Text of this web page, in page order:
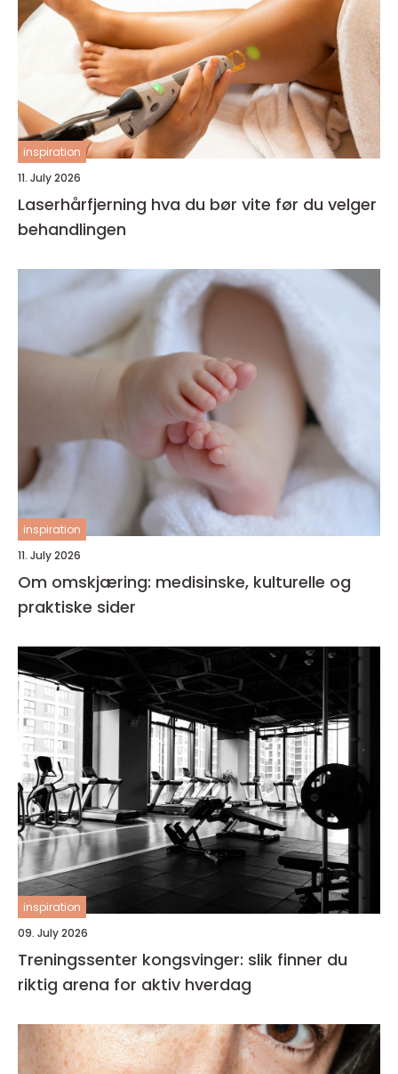
inspiration
11. July 2026
Laserhårfjerning hva du bør vite før du velger
behandlingen
inspiration
11. July 2026
Om omskjæring: medisinske, kulturelle og
praktiske sider
inspiration
09. July 2026
Treningssenter kongsvinger: slik finner du
riktig arena for aktiv hverdag